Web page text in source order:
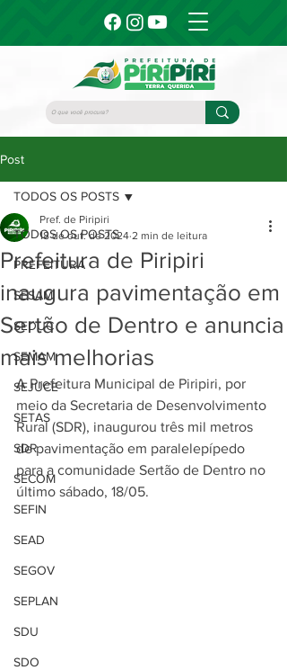
Post
TODOS OS POSTS
PREFEITURA
SESAM
SEDUC
SEMAM
SEJUCE
SETAS
SDR
SECOM
SEFIN
SEAD
SEGOV
SEPLAN
SDU
SDO
TODOS OS POSTS
Prefeitura de Piripiri
inaugura pavimentação em
Sertão de Dentro e anuncia
mais melhorias
Pref. de Piripiri
18 de out. de 2024 2 min de leitura
A Prefeitura Municipal de Piripiri, por
meio da Secretaria de Desenvolvimento
Rural (SDR), inaugurou três mil metros
de pavimentação em paralelepípedo
para a comunidade Sertão de Dentro no
último sábado, 18/05.